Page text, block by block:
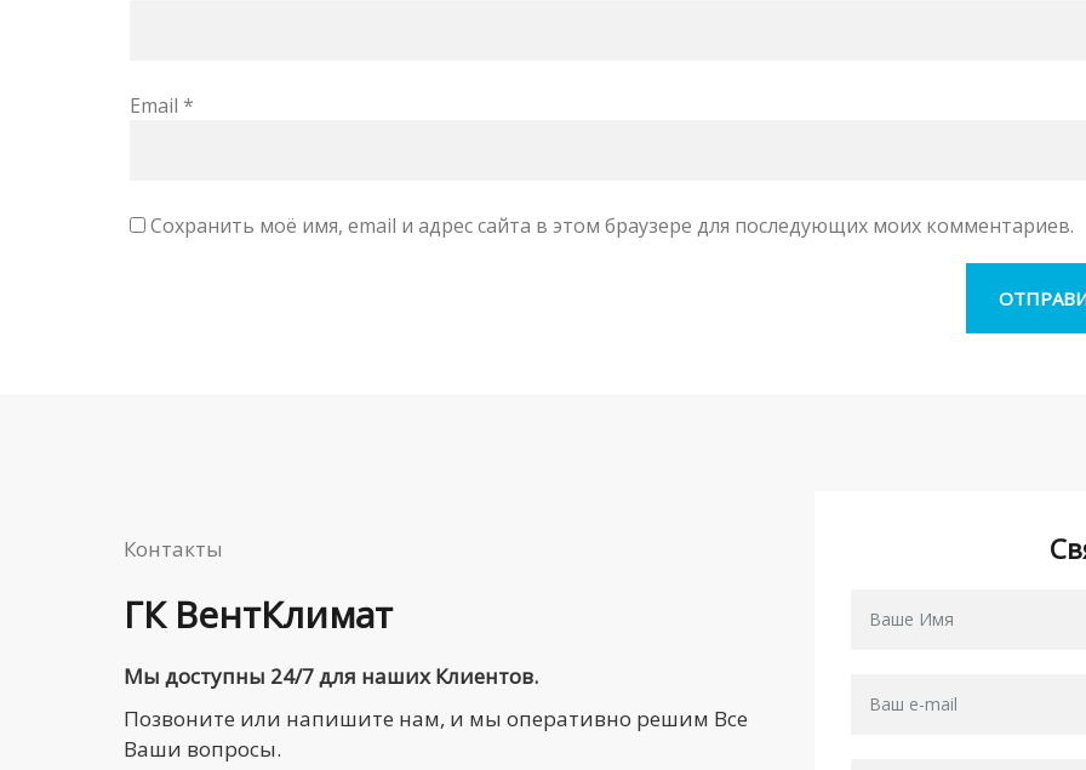
Email *
Сохранить моё имя, email и адрес сайта в этом браузере для последующих моих комментариев.
Контакты
ГК ВентКлимат
Мы доступны 24/7 для наших Клиентов.
Позвоните или напишите нам, и мы оперативно решим Все
Ваши вопросы.